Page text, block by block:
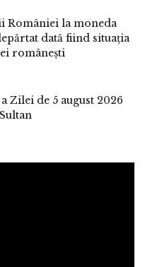
României la moneda
dată fiind situația
românești
Zilei de 5 august 2026